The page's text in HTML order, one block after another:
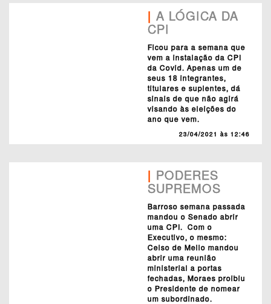
| A LÓGICA DA
CPI
Ficou para a semana que
vem a instalação da CPI
da Covid. Apenas um de
seus 18 integrantes,
titulares e suplentes, dá
sinais de que não agirá
visando às eleições do
ano que vem.
23/04/2021 às 12:46
| PODERES
SUPREMOS
Barroso semana passada
mandou o Senado abrir
uma CPI. Com o
Executivo, o mesmo:
Celso de Mello mandou
abrir uma reunião
ministerial a portas
fechadas, Moraes proibiu
o Presidente de nomear
um subordinado.